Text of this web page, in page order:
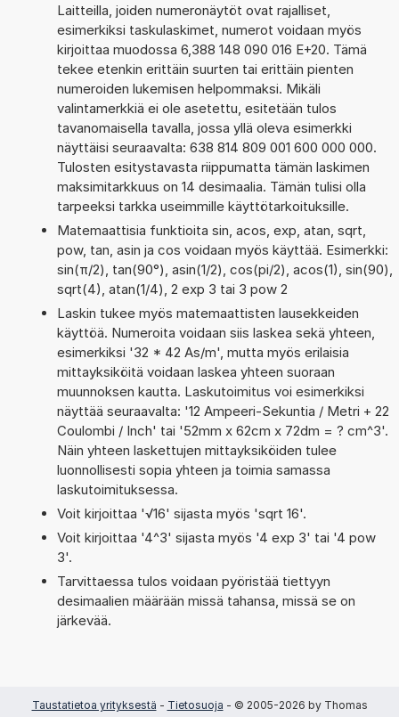
Laitteilla, joiden numeronäytöt ovat rajalliset,
esimerkiksi taskulaskimet, numerot voidaan myös
kirjoittaa muodossa 6,388 148 090 016 E+20. Tämä
tekee etenkin erittäin suurten tai erittäin pienten
numeroiden lukemisen helpommaksi. Mikäli
valintamerkkiä ei ole asetettu, esitetään tulos
tavanomaisella tavalla, jossa yllä oleva esimerkki
näyttäisi seuraavalta: 638 814 809 001 600 000 000.
Tulosten esitystavasta riippumatta tämän laskimen
maksimitarkkuus on 14 desimaalia. Tämän tulisi olla
tarpeeksi tarkka useimmille käyttötarkoituksille.
Matemaattisia funktioita sin, acos, exp, atan, sqrt,
pow, tan, asin ja cos voidaan myös käyttää. Esimerkki:
sin(π/2), tan(90°), asin(1/2), cos(pi/2), acos(1), sin(90),
sqrt(4), atan(1/4), 2 exp 3 tai 3 pow 2
Laskin tukee myös matemaattisten lausekkeiden
käyttöä. Numeroita voidaan siis laskea sekä yhteen,
esimerkiksi '32 * 42 As/m', mutta myös erilaisia
mittayksiköitä voidaan laskea yhteen suoraan
muunnoksen kautta. Laskutoimitus voi esimerkiksi
näyttää seuraavalta: '12 Ampeeri-Sekuntia / Metri + 22
Coulombi / Inch' tai '52mm x 62cm x 72dm = ? cm^3'.
Näin yhteen laskettujen mittayksiköiden tulee
luonnollisesti sopia yhteen ja toimia samassa
laskutoimituksessa.
Voit kirjoittaa '√16' sijasta myös 'sqrt 16'.
Voit kirjoittaa '4^3' sijasta myös '4 exp 3' tai '4 pow
3'.
Tarvittaessa tulos voidaan pyöristää tiettyyn
desimaalien määrään missä tahansa, missä se on
järkevää.
Taustatietoa yrityksestä - Tietosuoja - © 2005-2026 by Thomas